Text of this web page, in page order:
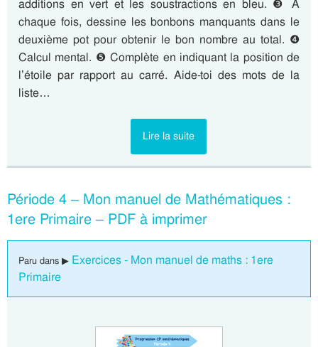
additions en vert et les soustractions en bleu. ❸ A
chaque fois, dessine les bonbons manquants dans le
deuxième pot pour obtenir le bon nombre au total. ❹
Calcul mental. ❺ Complète en indiquant la position de
l’étoile par rapport au carré. Aide-toi des mots de la
liste…
Lire la suite
Période 4 – Mon manuel de Mathématiques :
1ere Primaire – PDF à imprimer
Paru dans ▶ Exercices - Mon manuel de maths : 1ere
Primaire